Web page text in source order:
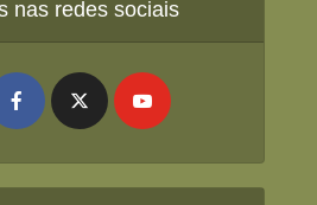
nas redes sociais